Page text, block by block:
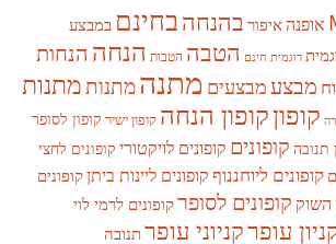
אופנהאיפור בהנחהבחינם במבצע
דוגמית חינם הטבה הטבות הנחה הנחות
מבצעמבצעים מתנהמתנותמתנות
קופוןקופון הנחה קופון ישיר קופון לסופר
תנובה קופונים קופונים לויקטורי קופונים לחצי
קופונים ליוחננוףקופונים ליינות ביתןקופונים
השוק קופונים לסופרקופונים לרמי לוי
עופרקניוני עופרתנובה